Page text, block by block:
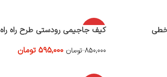
-30%
کیف جاجیمی رودستی طرح راه راه
850,000 تومان 595,000 تومان